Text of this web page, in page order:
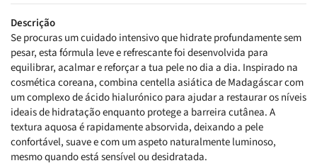
Descrição
Se procuras um cuidado intensivo que hidrate profundamente sem
pesar, esta fórmula leve e refrescante foi desenvolvida para
equilibrar, acalmar e reforçar a tua pele no dia a dia. Inspirado na
cosmética coreana, combina centella asiática de Madagáscar com
um complexo de ácido hialurónico para ajudar a restaurar os níveis
ideais de hidratação enquanto protege a barreira cutânea. A
textura aquosa é rapidamente absorvida, deixando a pele
confortável, suave e com um aspeto naturalmente luminoso,
mesmo quando está sensível ou desidratada.